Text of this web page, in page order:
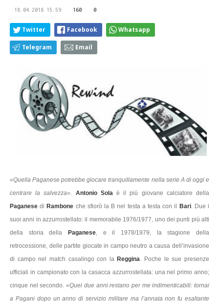
18.04.2018 15:59 160 0
Twitter Facebook Whatsapp
Telegram Email
«Quella Paganese potrebbe giocare tranquillamente nella serie A di oggi e
centrare la salvezza». Antonio Solaè il più giovane calciatore della
Paganese di Rambone che sfiorò la B nel testa a testa con il Bari. Due i
suoi anni in azzurrostellato: il memorabile 1976/1977, uno dei punti più alti
della storia della
Paganese, e il 1978/1979, la stagione della
retrocessione, delle partite giocate in campo neutro a causa dell’invasione
di campo nel match casalingo con la Reggina. Poche le sue presenze
ufficiali in campionato con la casacca azzurrostellata: una nel primo anno;
cinque nel secondo.«Quei due anni restano per me indimenticabili: tornai
a Pagani dopo un anno di servizio militare ma l’annata non fu esaltante